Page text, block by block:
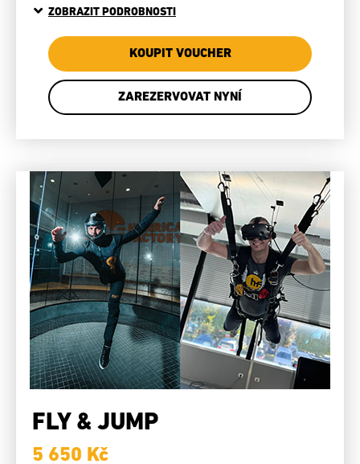
ZOBRAZIT PODROBNOSTI
KOUPIT VOUCHER
ZAREZERVOVAT NYNÍ
FLY & JUMP
5 650 Kč